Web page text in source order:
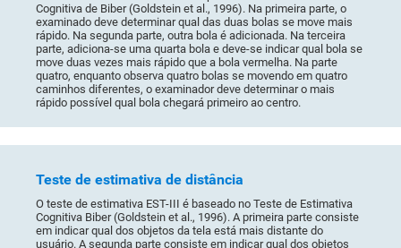
Cognitiva de Biber (Goldstein et al., 1996). Na primeira parte, o
examinado deve determinar qual das duas bolas se move mais
rápido. Na segunda parte, outra bola é adicionada. Na terceira
parte, adiciona-se uma quarta bola e deve-se indicar qual bola se
move duas vezes mais rápido que a bola vermelha. Na parte
quatro, enquanto observa quatro bolas se movendo em quatro
caminhos diferentes, o examinador deve determinar o mais
rápido possível qual bola chegará primeiro ao centro.
Teste de estimativa de distância
O teste de estimativa EST-III é baseado no Teste de Estimativa
Cognitiva Biber (Goldstein et al., 1996). A primeira parte consiste
em indicar qual dos objetos da tela está mais distante do
usuário. A segunda parte consiste em indicar qual dos objetos